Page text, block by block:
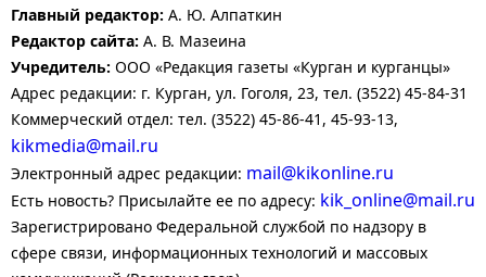
Главный редактор: А. Ю. Алпаткин
Редактор сайта: А. В. Мазеина
Учредитель: ООО «Редакция газеты «Курган и курганцы»
Адрес редакции: г. Курган, ул. Гоголя, 23, тел. (3522) 45-84-31
Коммерческий отдел: тел. (3522) 45-86-41, 45-93-13,
kikmedia@mail.ru
Электронный адрес редакции: mail@kikonline.ru
Есть новость? Присылайте ее по адресу: kik_online@mail.ru
Зарегистрировано Федеральной службой по надзору в
сфере связи, информационных технологий и массовых